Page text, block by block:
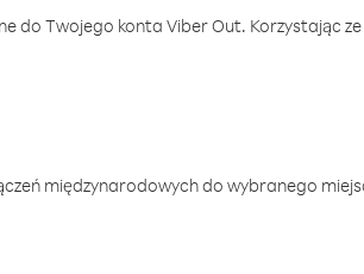
do Twojego konta Viber Out. Korzystając
międzynarodowych do wybranego